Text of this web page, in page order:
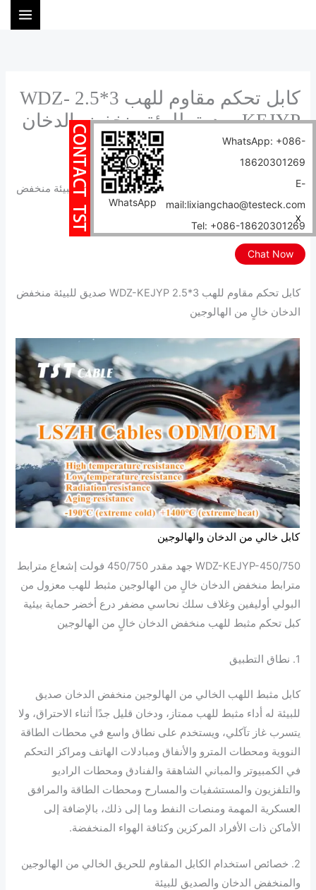
WhatsApp: +086-
18620301269
E-
mail:lixiangchao@testeck.com
Tel: +086-18620301269
Chat Now
WhatsApp
X
ث
كابل تحكم مقاوم للهب 3*2.5 WDZ-
KEJYP صديق للبيئة منخفض الدخان
خالٍ من الهالوجين
الرئيسية
المدونة
كابل تحكم مقاوم للهب 3*2.5 WDZ-KEJYP صديق للبيئة منخفض
الدخان خالٍ من الهالوجين
Author: tstcables/2024-12-12
وصف مفصل
كابل تحكم مقاوم للهب 3*2.5 WDZ-KEJYP صديق للبيئة منخفض
الدخان خالٍ من الهالوجين
كابل خالي من الدخان والهالوجين
WDZ-KEJYP-450/750 جهد مقدر 450/750 فولت إشعاع مترابط
مترابط منخفض الدخان خالٍ من الهالوجين مثبط للهب معزول من
البولي أوليفين وغلاف سلك نحاسي مضفر درع أخضر حماية بيئية
كبل تحكم مثبط للهب منخفض الدخان خالٍ من الهالوجين
1. نطاق التطبيق
كابل مثبط اللهب الخالي من الهالوجين منخفض الدخان صديق
للبيئة له أداء مثبط للهب ممتاز، ودخان قليل جدًا أثناء الاحتراق، ولا
يتسرب غاز تآكلي، ويستخدم على نطاق واسع في محطات الطاقة
النووية ومحطات المترو والأنفاق ومبادلات الهاتف ومراكز التحكم
في الكمبيوتر والمباني الشاهقة والفنادق ومحطات الراديو
والتلفزيون والمستشفيات والمسارح ومحطات الطاقة والمرافق
العسكرية المهمة ومنصات النفط وما إلى ذلك، بالإضافة إلى
الأماكن ذات الأفراد المركزين وكثافة الهواء المنخفضة.
2. خصائص استخدام الكابل المقاوم للحريق الخالي من الهالوجين
والمنخفض الدخان والصديق للبيئة